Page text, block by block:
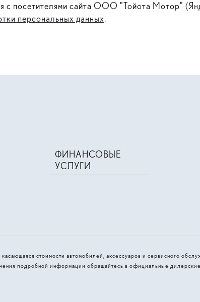
с посетителями сайта ООО "Тойота Мотор"
персональных данных.
ФИНАНСОВЫЕ
УСЛУГИ
стоимости автомобилей, аксессуаров и сервисного
подробной информации обращайтесь в официальные